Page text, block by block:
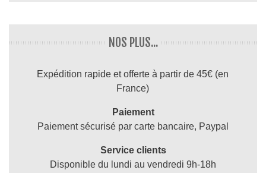
NOS PLUS...
Expédition rapide et offerte à partir de 45€ (en
France)
Paiement
Paiement sécurisé par carte bancaire, Paypal
Service clients
Disponible du lundi au vendredi 9h-18h